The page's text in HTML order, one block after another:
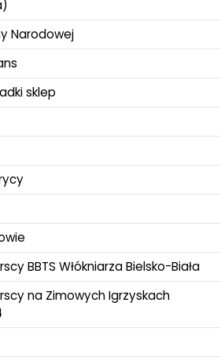
Narodowej
sklep
BBTS Włókniarza Bielsko-Biała
na Zimowych Igrzyskach